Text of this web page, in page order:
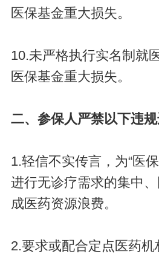
医保基金重大损失。
10.未严格执行实名制就
医保基金重大损失。
二、参保人严禁以下违
1.轻信不实传言，为“医
进行无诊疗需求的集中
成医药资源浪费。
2.要求或配合定点医药